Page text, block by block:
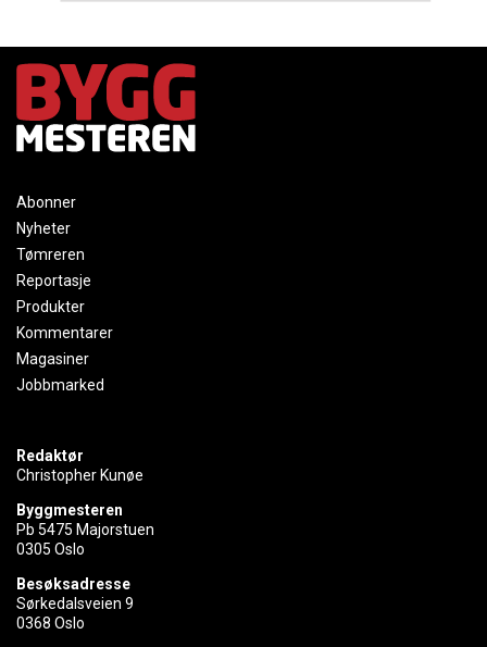
Abonner
Nyheter
Tømreren
Reportasje
Produkter
Kommentarer
Magasiner
Jobbmarked
Redaktør
Christopher Kunøe
Byggmesteren
Pb 5475 Majorstuen
0305 Oslo
Besøksadresse
Sørkedalsveien 9
0368 Oslo